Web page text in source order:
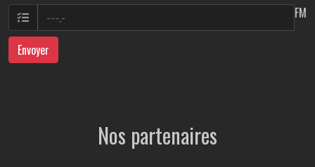
FM
Envoyer
Nos partenaires